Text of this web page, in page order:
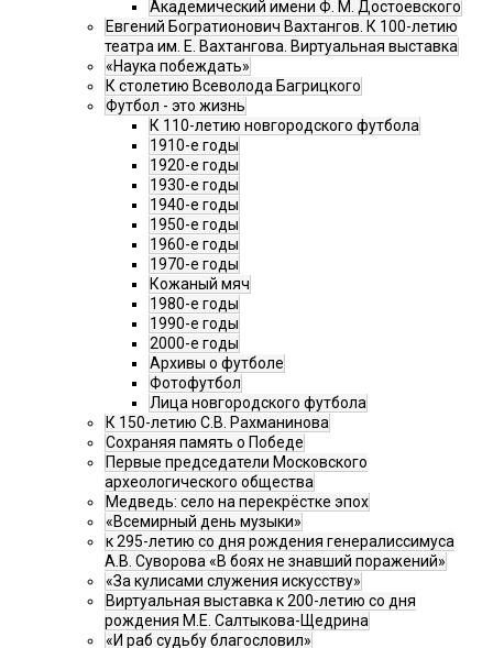
Академический имени Ф. М. Достоевского
Евгений Богратионович Вахтангов. К 100-летию
театра им. Е. Вахтангова. Виртуальная выставка
«Наука побеждать»
К столетию Всеволода Багрицкого
Футбол - это жизнь
К 110-летию новгородского футбола
1910-е годы
1920-е годы
1930-е годы
1940-е годы
1950-е годы
1960-е годы
1970-е годы
Кожаный мяч
1980-е годы
1990-е годы
2000-е годы
Архивы о футболе
Фотофутбол
Лица новгородского футбола
К 150-летию С.В. Рахманинова
Сохраняя память о Победе
Первые председатели Московского
археологического общества
Медведь: село на перекрёстке эпох
«Всемирный день музыки»
к 295-летию со дня рождения генералиссимуса
А.В. Суворова «В боях не знавший поражений»
«За кулисами служения искусству»
Виртуальная выставка к 200-летию со дня
рождения М.Е. Салтыкова-Щедрина
«И раб судьбу благословил»